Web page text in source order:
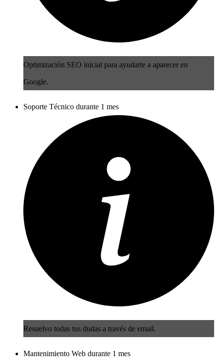
Optimización SEO inicial para ayudarte a aparecer en
Google.
Soporte Técnico durante 1 mes
Resuelvo todas tus dudas a través de email.
Mantenimiento Web durante 1 mes